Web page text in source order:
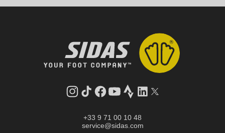
Instagram
TikTokFacebook
YouTube
StravaLinkedInTwitter
+33 9 71 00 10 48
service@sidas.com